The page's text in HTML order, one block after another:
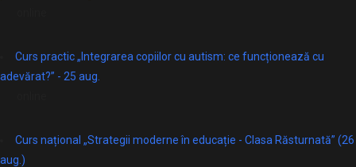
Curs practic „Integrarea copiilor cu autism: ce funcționează cu
adevărat?” - 25 aug.
Curs național „Strategii moderne în educație - Clasa Răsturnată” (26
aug.)